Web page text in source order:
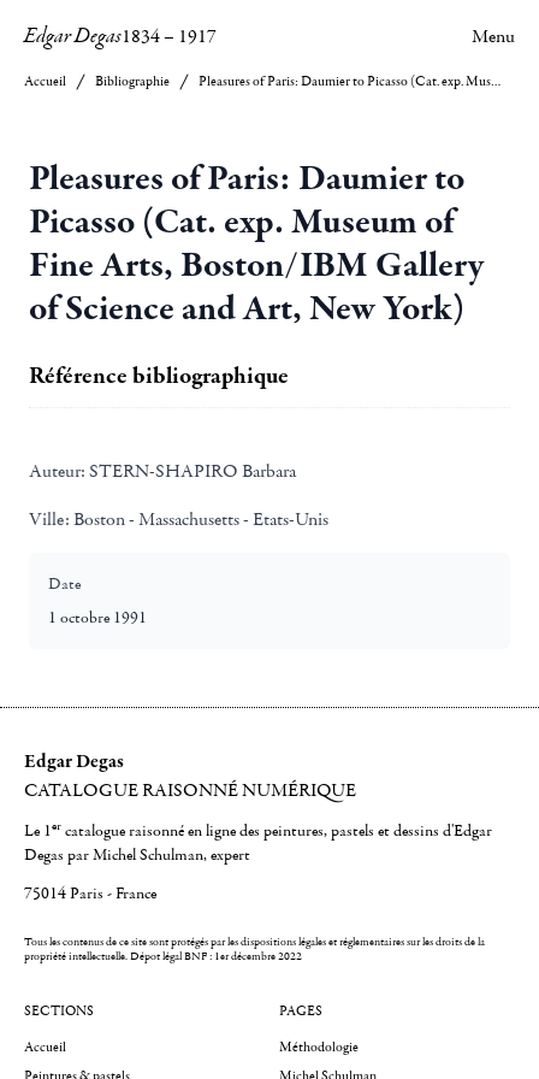
Edgar Degas1834– 1917 Menu
Accueil Bibliographie Pleasures of Paris: Daumier to Picasso (Cat. exp. Museum of Fine Arts, Boston/IBM Gallery of Science and Art, New York)
Pleasures of Paris: Daumier to
Picasso (Cat. exp. Museum of
Fine Arts, Boston/IBM Gallery
of Science and Art, New York)
Référence bibliographique
Auteur: STERN-SHAPIRO Barbara
Ville: Boston - Massachusetts - Etats-Unis
Date
1 octobre 1991
Edgar Degas
CATALOGUE RAISONNÉ NUMÉRIQUE
Le 1er catalogue raisonné en ligne des peintures, pastels et dessins d'Edgar
Degas par Michel Schulman, expert
75014 Paris - France
Tous les contenus de ce site sont protégés par les dispositions légales et réglementaires sur les droits de la
propriété intellectuelle.Dépot légal BNF : 1er décembre 2022
SECTIONS
Accueil
PAGES
Méthodologie